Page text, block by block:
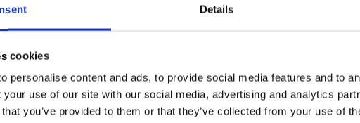
Details
cookies
personalise content and ads, to provide social media features and to
your use of our site with our social media, advertising and analytics
you’ve provided to them or that they’ve collected from your use of
Slip Camila
Klassischer Slip Laura
3er-PACK Klassische
Entdecken Sie ähnliche Stücke